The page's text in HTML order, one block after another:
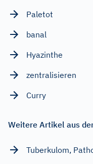
Paletot
banal
Hyazinthe
zentralisieren
Curry
Weitere Artikel aus
Tuberkulom,